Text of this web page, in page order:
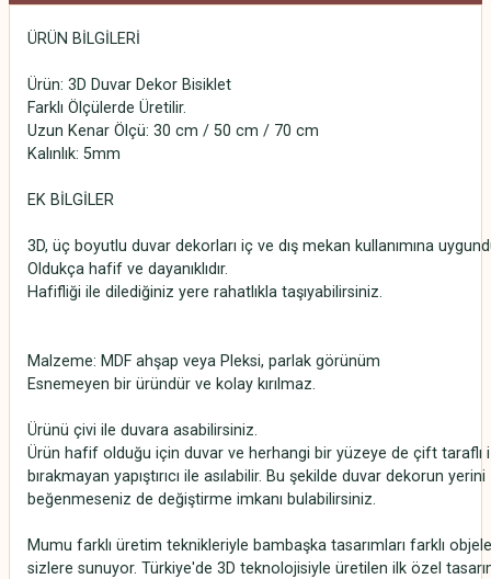
ÜRÜN BİLGİLERİ
Ürün: 3D Duvar Dekor Bisiklet
Farklı Ölçülerde Üretilir.
Uzun Kenar Ölçü: 30 cm / 50 cm / 70 cm
Kalınlık: 5mm
EK BİLGİLER
3D, üç boyutlu duvar dekorları iç ve dış mekan kullanımına
Oldukça hafif ve dayanıklıdır.
Hafifliği ile dilediğiniz yere rahatlıkla taşıyabilirsiniz.
Malzeme: MDF ahşap veya Pleksi, parlak görünüm
Esnemeyen bir üründür ve kolay kırılmaz.
Ürünü çivi ile duvara asabilirsiniz.
Ürün hafif olduğu için duvar ve herhangi bir yüzeye de çift taraflı
bırakmayan yapıştırıcı ile asılabilir. Bu şekilde duvar dekorun yerini
beğenmeseniz de değiştirme imkanı bulabilirsiniz.
Mumu farklı üretim teknikleriyle bambaşka tasarımları farklı
sizlere sunuyor. Türkiye'de 3D teknolojisiyle üretilen ilk özel